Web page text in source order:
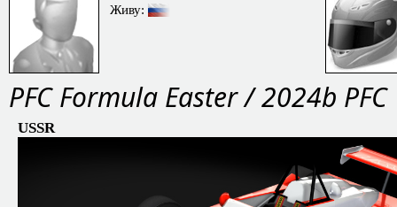
Живу:
PFС Formula Easter / 2024b PFC
USSR